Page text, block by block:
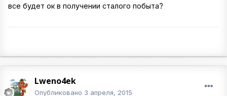
все будет ок в получении сталого побыта?
Lweno4ek
Опубликовано 3 апреля, 2015